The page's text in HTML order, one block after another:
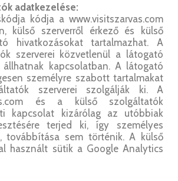
adatkezelése:
kódja a www.visitszarvas.com
külső szerverről érkező és külső
hivatkozásokat tartalmazhat. A
szerverei közvetlenül a látogató
állhatnak kapcsolatban. A látogató
személyre szabott tartalmakat
szerverei szolgálják ki. A
és a külső szolgáltatók
kapcsolat kizárólag az utóbbiak
terjed ki, így személyes
továbbítása sem történik. A külső
használt sütik a Google Analytics